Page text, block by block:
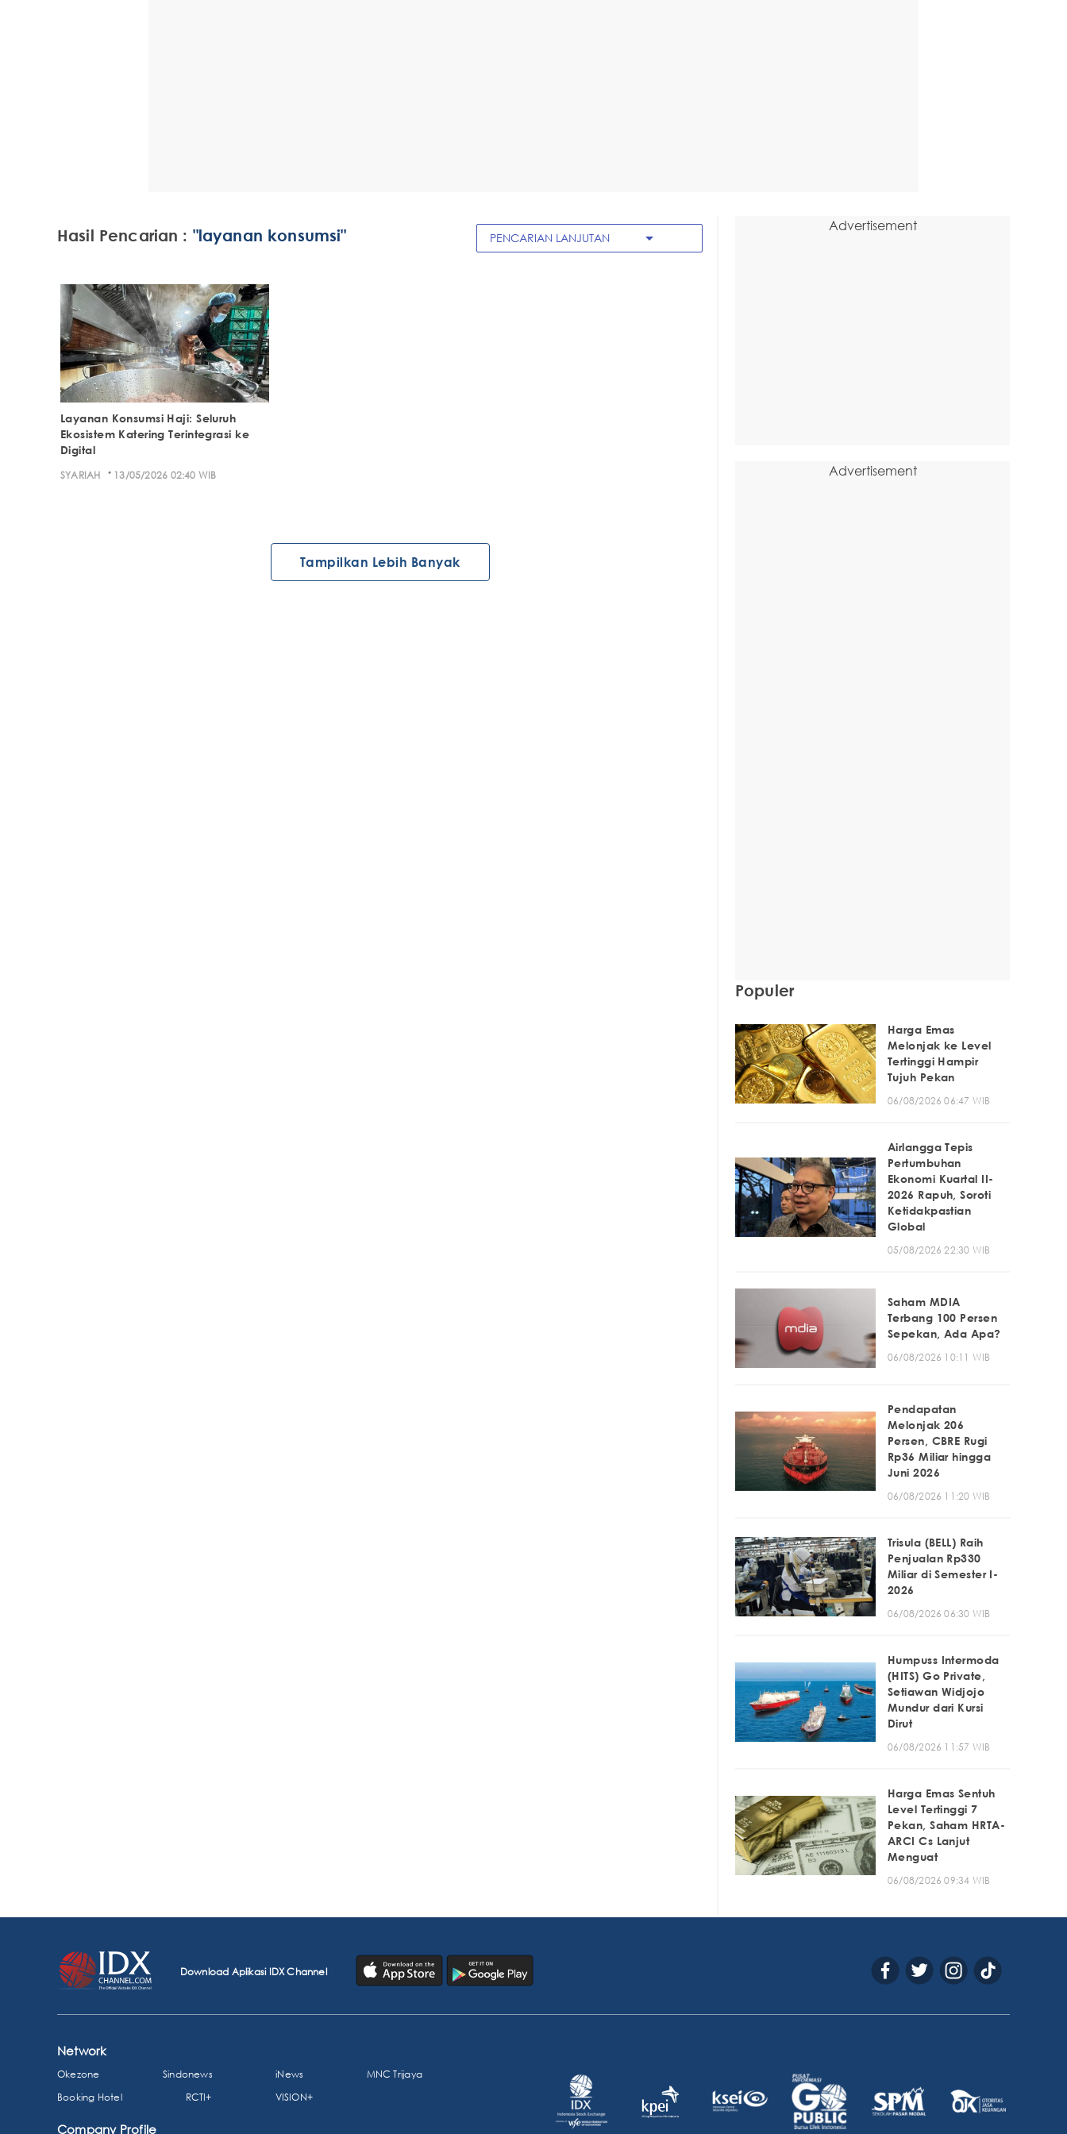
Hasil Pencarian : "layanan konsumsi" PENCARIAN LANJUTAN arrow_drop_down
Layanan Konsumsi Haji: Seluruh
Ekosistem Katering Terintegrasi ke
Digital
SYARIAH · 13/05/2026 02:40 WIB
Tampilkan Lebih Banyak
Advertisement
Advertisement
Populer
Harga Emas
Melonjak ke Level
Tertinggi Hampir
Tujuh Pekan
06/08/2026 06:47 WIB
Airlangga Tepis
Pertumbuhan
Ekonomi Kuartal II-
2026 Rapuh, Soroti
Ketidakpastian
Global
05/08/2026 22:30 WIB
Saham MDIA
Terbang 100 Persen
Sepekan, Ada Apa?
06/08/2026 10:11 WIB
Pendapatan
Melonjak 206
Persen, CBRE Rugi
Rp36 Miliar hingga
Juni 2026
06/08/2026 11:20 WIB
Trisula (BELL) Raih
Penjualan Rp330
Miliar di Semester I-
2026
06/08/2026 06:30 WIB
Humpuss Intermoda
(HITS) Go Private,
Setiawan Widjojo
Mundur dari Kursi
Dirut
06/08/2026 11:57 WIB
Harga Emas Sentuh
Level Tertinggi 7
Pekan, Saham HRTA-
ARCI Cs Lanjut
Menguat
06/08/2026 09:34 WIB
Download Aplikasi IDX Channel
Network
Okezone Sindonews iNews
MNC Trijaya
Booking Hotel
RCTI+ VISION+
Company Profile